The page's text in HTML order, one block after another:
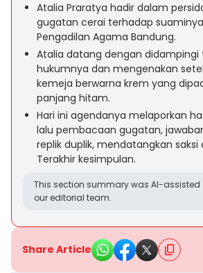
Atalia Praratya hadir dalam
gugatan cerai terhadap
Pengadilan Agama Bandung.
Atalia datang dengan didampingi
hukumnya dan mengenakan
kemeja berwarna krem yang
panjang hitam.
Hari ini agendanya melaporkan
lalu pembacaan gugatan,
replik duplik, mendatangkan saksi
Terakhir kesimpulan.
This section summary was AI-assisted
our editorial team.
Share Article